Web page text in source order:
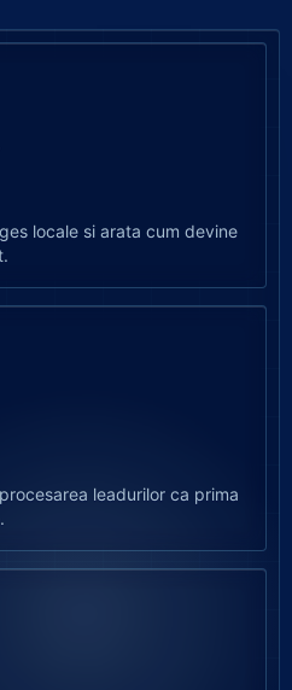
locale si arata cum devine
leadurilor ca prima